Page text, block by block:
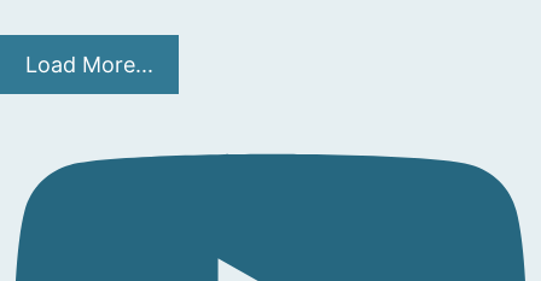
Load More...